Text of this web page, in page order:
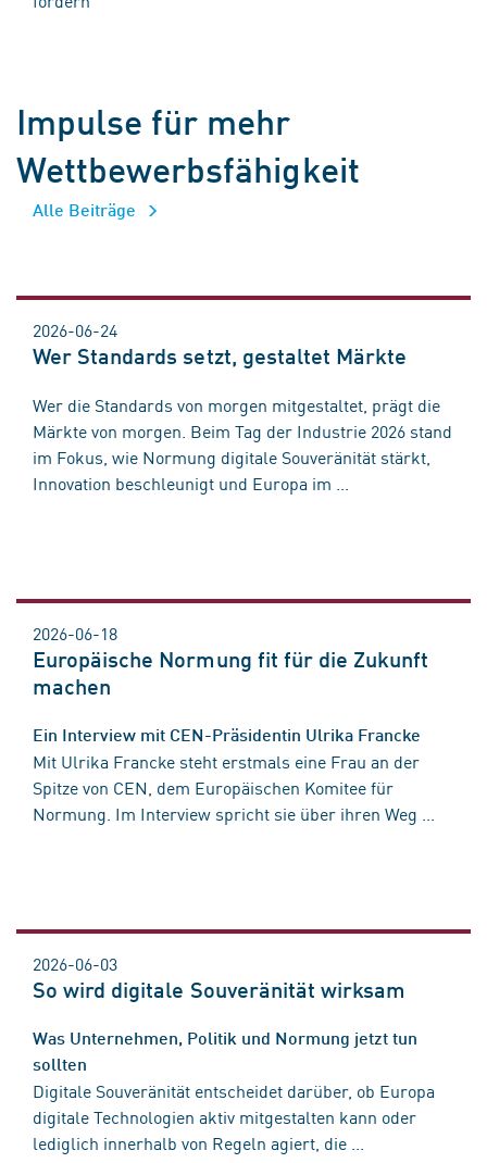
Impulse für mehr
Wettbewerbsfähigkeit
Alle Beiträge
2026-06-24
Wer Standards setzt, gestaltet Märkte
Wer die Standards von morgen mitgestaltet, prägt die
Märkte von morgen. Beim Tag der Industrie 2026 stand
im Fokus, wie Normung digitale Souveränität stärkt,
Innovation beschleunigt und Europa im ...
2026-06-18
Europäische Normung fit für die Zukunft
machen
Ein Interview mit CEN-Präsidentin Ulrika Francke
Mit Ulrika Francke steht erstmals eine Frau an der
Spitze von CEN, dem Europäischen Komitee für
Normung. Im Interview spricht sie über ihren Weg ...
2026-06-03
So wird digitale Souveränität wirksam
Was Unternehmen, Politik und Normung jetzt tun
sollten
Digitale Souveränität entscheidet darüber, ob Europa
digitale Technologien aktiv mitgestalten kann oder
lediglich innerhalb von Regeln agiert, die ...